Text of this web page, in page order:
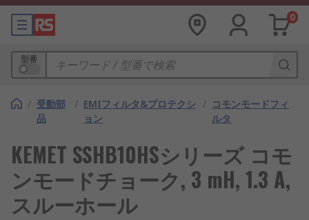
0
型番
/ 受動部
品
/ EMIフィルタ&プロテクシ
ョン
/ コモンモードフィ
ルタ
KEMET SSHB10HSシリーズ コモ
ンモードチョーク, 3 mH, 1.3 A,
スルーホール